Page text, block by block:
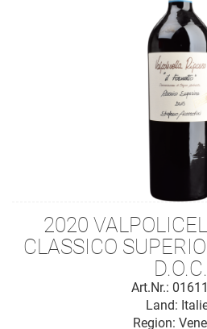
2020
CLASSICO
D.O.C.
Art.Nr.:
Land:
Region: